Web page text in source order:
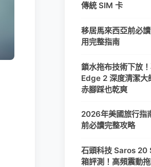
傳統 SIM 卡
移居馬來西亞前必
用完整指南
鎖水拖布技術下放
Edge 2 深度清潔大
赤腳踩也乾爽
2026年美國旅行指
前必讀完整攻略
石頭科技 Saros 20
箱評測！高頻震動